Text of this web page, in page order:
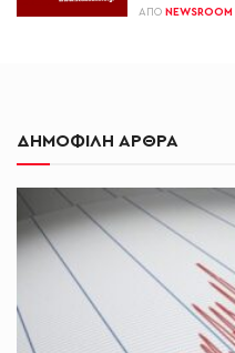
ΑΠΌ NEWSROOM
ΔΗΜΟΦΙΛΗ ΑΡΘΡΑ